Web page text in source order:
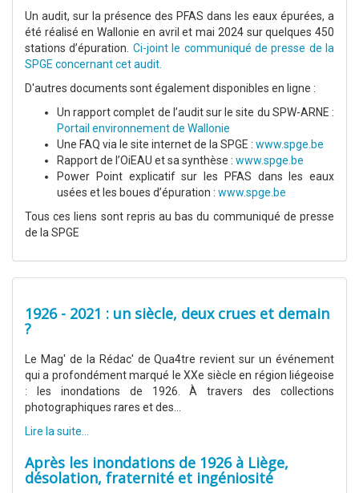
Un audit, sur la présence des PFAS dans les eaux épurées, a
été réalisé en Wallonie en avril et mai 2024 sur quelques 450
stations d’épuration. Ci-joint le communiqué de presse de la
SPGE concernant cet audit.
D'autres documents sont également disponibles en ligne :
Un rapport complet de l’audit sur le site du SPW-ARNE :
Portail environnement de Wallonie
Une FAQ via le site internet de la SPGE : www.spge.be
Rapport de l’OiEAU et sa synthèse : www.spge.be
Power Point explicatif sur les PFAS dans les eaux
usées et les boues d’épuration : www.spge.be
Tous ces liens sont repris au bas du communiqué de presse
de la SPGE
1926 - 2021 : un siècle, deux crues et demain
?
Le Mag' de la Rédac' de Qua4tre revient sur un événement
qui a profondément marqué le XXe siècle en région liégeoise
: les inondations de 1926. À travers des collections
photographiques rares et des...
Lire la suite...
Après les inondations de 1926 à Liège,
désolation, fraternité et ingéniosité